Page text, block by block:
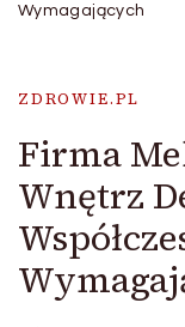
Wymagających
ZDROWIE.PL
Firma
Wnętrz